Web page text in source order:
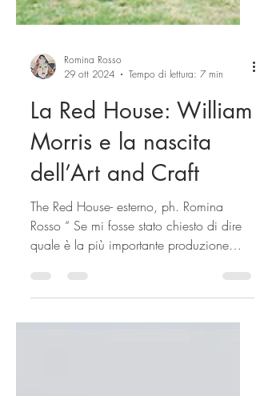
Romina Rosso
29 ott 2024
Tempo di lettura: 7 min
La Red House: William
Morris e la nascita
dell’Art and Craft
The Red House- esterno, ph. Romina
Rosso “ Se mi fosse stato chiesto di dire